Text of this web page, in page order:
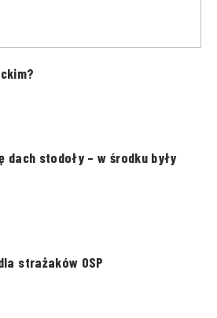
dach stodoły – w środku były
strażaków OSP